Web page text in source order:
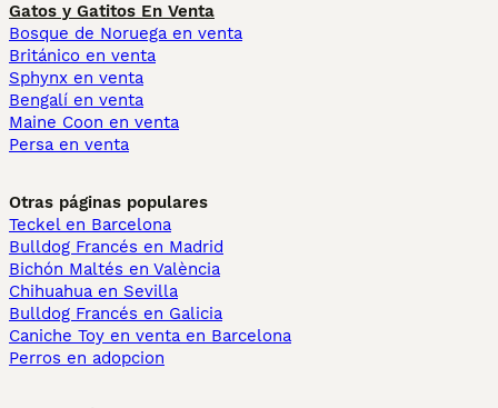
Gatos y Gatitos En Venta
Bosque de Noruega en venta
Británico en venta
Sphynx en venta
Bengalí en venta
Maine Coon en venta
Persa en venta
Otras páginas populares
Teckel en Barcelona
Bulldog Francés en Madrid
Bichón Maltés en València
Chihuahua en Sevilla
Bulldog Francés en Galicia
Caniche Toy en venta en Barcelona
Perros en adopcion